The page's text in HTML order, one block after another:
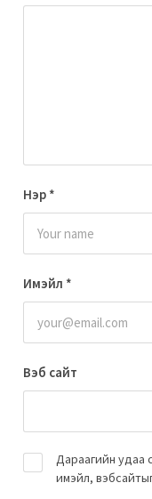
Нэр *
Имэйл *
Вэб сайт
Дараагийн удаа
имэйл,